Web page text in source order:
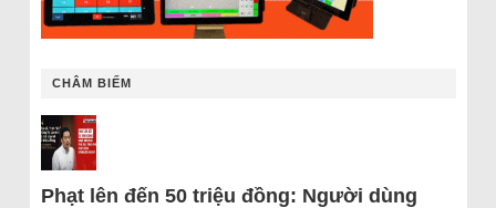
CHÂM BIẾM
Phạt lên đến 50 triệu đồng: Người dùng